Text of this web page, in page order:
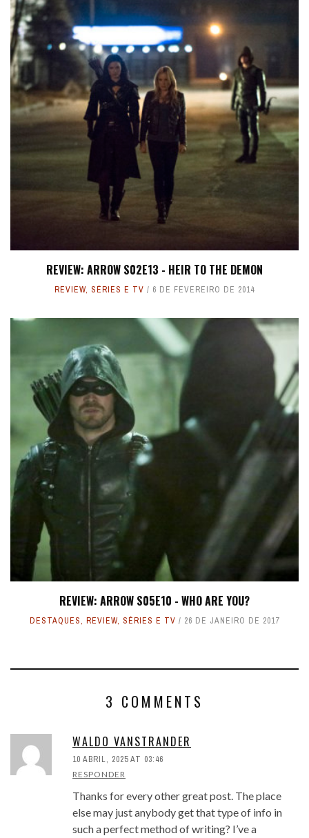
REVIEW: ARROW S02E13 - HEIR TO THE DEMON
REVIEW, SÉRIES E TV 6 DE FEVEREIRO DE 2014
REVIEW: ARROW S05E10 - WHO ARE YOU?
DESTAQUES, REVIEW, SÉRIES E TV 26 DE JANEIRO DE 2017
3 COMMENTS
WALDO VANSTRANDER
10 ABRIL, 2025 AT 03:46
RESPONDER
Thanks for every other great post. The place
else may just anybody get that type of info in
such a perfect method of writing? I’ve a